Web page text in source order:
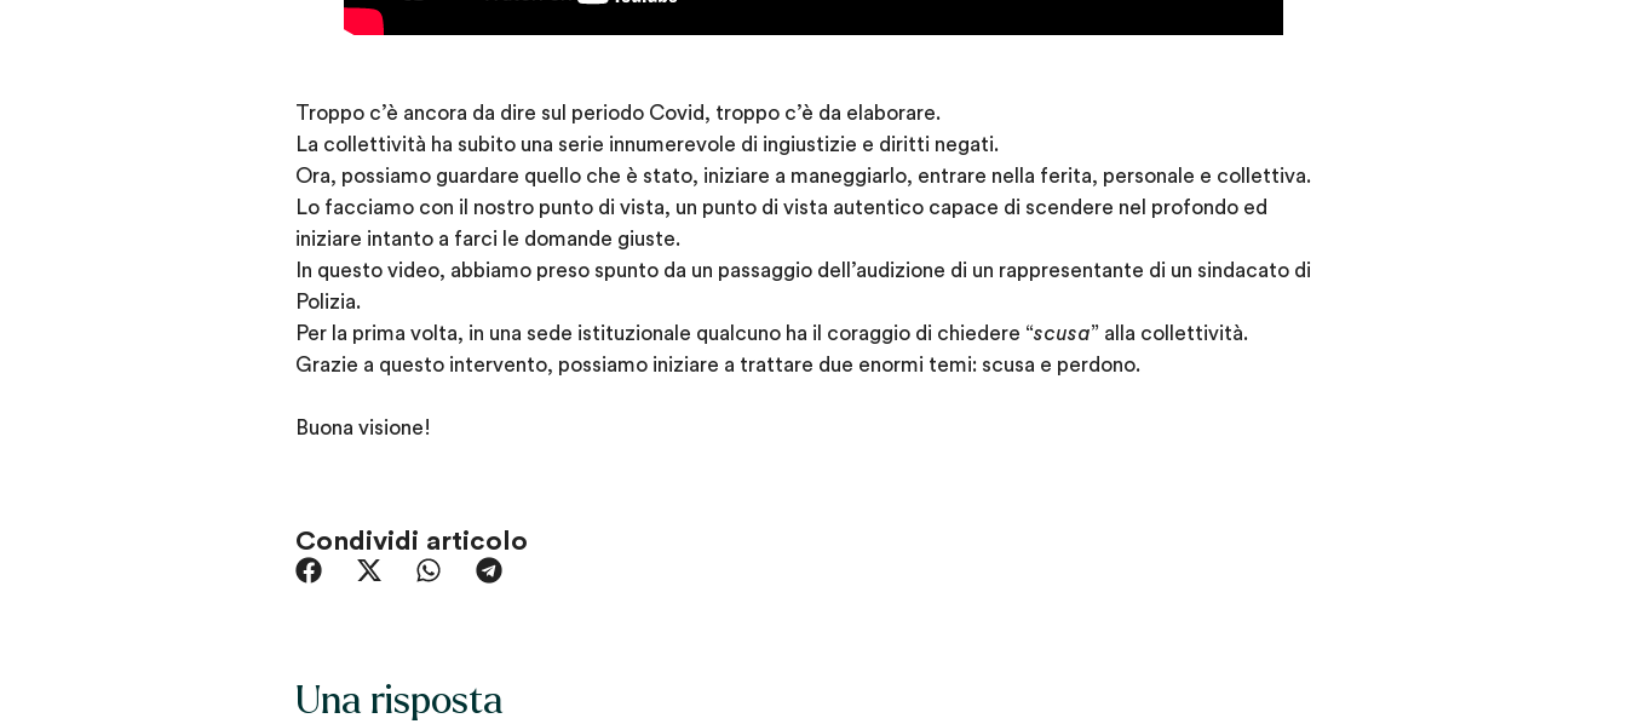
Troppo c’è ancora da dire sul periodo Covid, troppo c’è da elaborare.
La collettività ha subito una serie innumerevole di ingiustizie e diritti negati.
Ora, possiamo guardare quello che è stato, iniziare a maneggiarlo, entrare nella ferita, personale e collettiva.
Lo facciamo con il nostro punto di vista, un punto di vista autentico capace di scendere nel profondo ed
iniziare intanto a farci le domande giuste.
In questo video, abbiamo preso spunto da un passaggio dell’audizione di un rappresentante di un sindacato di
Polizia.
Per la prima volta, in una sede istituzionale qualcuno ha il coraggio di chiedere “scusa” alla collettività.
Grazie a questo intervento, possiamo iniziare a trattare due enormi temi: scusa e perdono.
Buona visione!
Condividi articolo
Una risposta